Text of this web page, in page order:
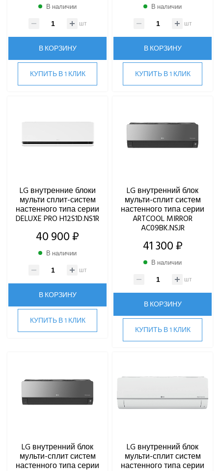
Samsung
SHUFT
TOSHIBA
ULTIMA COMFORT
XIGMA
ВИННЫЕ ХОЛОДИЛЬНИКИ И ШКАФЫ
ПРЕЦИЗИОННЫЕ КОНДИЦИОНЕРЫ
ПРИТОЧНО-ВЫТЯЖНЫЕ УСТАНОВКИ
ПРИТОЧНЫЕ ОЧИСТИТЕЛИ ВОЗДУХА, БРИЗЕРЫ
КОМПРЕССОРНО-КОНДЕНСАТОРНЫЕ БЛОКИ
В наличии
шт
В КОРЗИНУ
КУПИТЬ В 1 КЛИК
В наличии
шт
В КОРЗИНУ
КУПИТЬ В 1 КЛИК
LG внутренние блоки
мульти сплит-систем
настенного типа серии
DELUXE PRO H12S1D.NS1R
40 900 ₽
В наличии
шт
В КОРЗИНУ
КУПИТЬ В 1 КЛИК
LG внутренний блок
мульти-сплит систем
настенного типа серии
ARTCOOL MIRROR
AC09BK.NSJR
41 300 ₽
В наличии
шт
В КОРЗИНУ
КУПИТЬ В 1 КЛИК
LG внутренний блок
мульти-сплит систем
настенного типа серии
LG внутренний блок
мульти-сплит систем
настенного типа серии